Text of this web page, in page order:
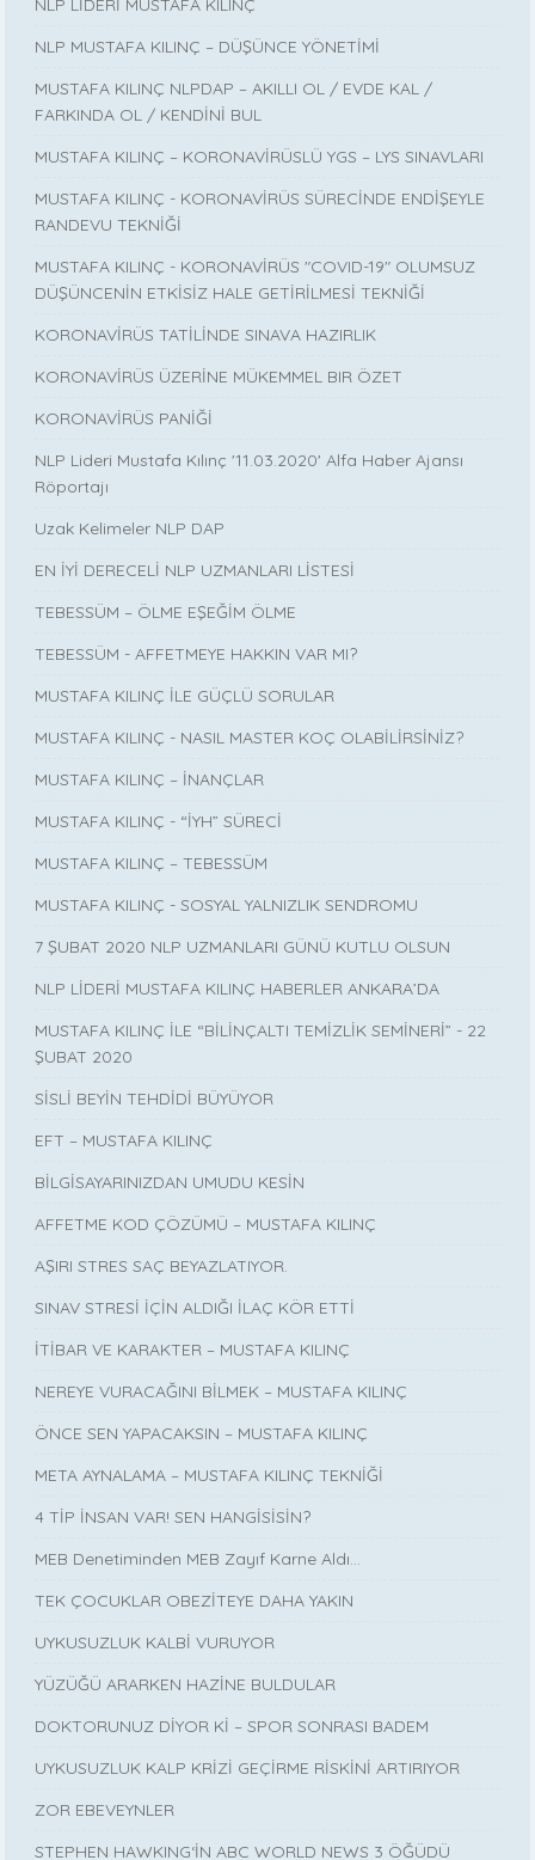
NLP LİDERİ MUSTAFA KILINÇ
NLP MUSTAFA KILINÇ – DÜŞÜNCE YÖNETİMİ
MUSTAFA KILINÇ NLPDAP – AKILLI OL / EVDE KAL /
FARKINDA OL / KENDİNİ BUL
MUSTAFA KILINÇ – KORONAVİRÜSLÜ YGS – LYS SINAVLARI
MUSTAFA KILINÇ - KORONAVİRÜS SÜRECİNDE ENDİŞEYLE
RANDEVU TEKNİĞİ
MUSTAFA KILINÇ - KORONAVİRÜS "COVID-19" OLUMSUZ
DÜŞÜNCENİN ETKİSİZ HALE GETİRİLMESİ TEKNİĞİ
KORONAVİRÜS TATİLİNDE SINAVA HAZIRLIK
KORONAVİRÜS ÜZERİNE MÜKEMMEL BIR ÖZET
KORONAVİRÜS PANİĞİ
NLP Lideri Mustafa Kılınç '11.03.2020' Alfa Haber Ajansı
Röportajı
Uzak Kelimeler NLP DAP
EN İYİ DERECELİ NLP UZMANLARI LİSTESİ
TEBESSÜM – ÖLME EŞEĞİM ÖLME
TEBESSÜM - AFFETMEYE HAKKIN VAR MI?
MUSTAFA KILINÇ İLE GÜÇLÜ SORULAR
MUSTAFA KILINÇ - NASIL MASTER KOÇ OLABİLİRSİNİZ?
MUSTAFA KILINÇ – İNANÇLAR
MUSTAFA KILINÇ - “İYH” SÜRECİ
MUSTAFA KILINÇ – TEBESSÜM
MUSTAFA KILINÇ - SOSYAL YALNIZLIK SENDROMU
7 ŞUBAT 2020 NLP UZMANLARI GÜNÜ KUTLU OLSUN
NLP LİDERİ MUSTAFA KILINÇ HABERLER ANKARA’DA
MUSTAFA KILINÇ İLE “BİLİNÇALTI TEMİZLİK SEMİNERİ” - 22
ŞUBAT 2020
SİSLİ BEYİN TEHDİDİ BÜYÜYOR
EFT – MUSTAFA KILINÇ
BİLGİSAYARINIZDAN UMUDU KESİN
AFFETME KOD ÇÖZÜMÜ – MUSTAFA KILINÇ
AŞIRI STRES SAÇ BEYAZLATIYOR.
SINAV STRESİ İÇİN ALDIĞI İLAÇ KÖR ETTİ
İTİBAR VE KARAKTER – MUSTAFA KILINÇ
NEREYE VURACAĞINI BİLMEK – MUSTAFA KILINÇ
ÖNCE SEN YAPACAKSIN – MUSTAFA KILINÇ
META AYNALAMA – MUSTAFA KILINÇ TEKNİĞİ
4 TİP İNSAN VAR! SEN HANGİSİSİN?
MEB Denetiminden MEB Zayıf Karne Aldı…
TEK ÇOCUKLAR OBEZİTEYE DAHA YAKIN
UYKUSUZLUK KALBİ VURUYOR
YÜZÜĞÜ ARARKEN HAZİNE BULDULAR
DOKTORUNUZ DİYOR Kİ – SPOR SONRASI BADEM
UYKUSUZLUK KALP KRİZİ GEÇİRME RİSKİNİ ARTIRIYOR
ZOR EBEVEYNLER
STEPHEN HAWKING‘İN ABC WORLD NEWS 3 ÖĞÜDÜ